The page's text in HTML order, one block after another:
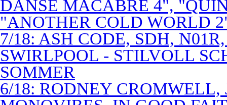
DANSE MACABRE 4",
"ANOTHER COLD WORLD
7/18: ASH CODE, SDH,
SWIRLPOOL - STILVOLL
SOMMER
6/18: RODNEY